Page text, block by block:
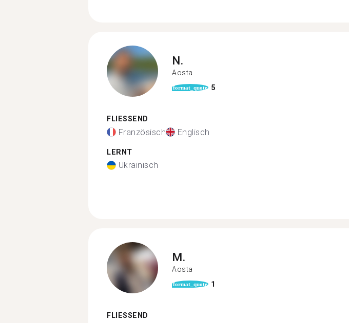
N.
Aosta
format_quote 5
FLIESSEND
Französisch Englisch
LERNT
Ukrainisch
M.
Aosta
format_quote 1
FLIESSEND